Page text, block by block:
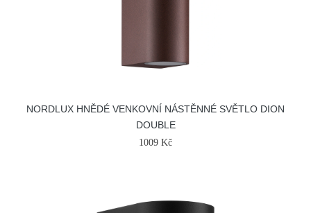
NORDLUX HNĚDÉ VENKOVNÍ NÁSTĚNNÉ SVĚTLO DION
DOUBLE
1009 Kč